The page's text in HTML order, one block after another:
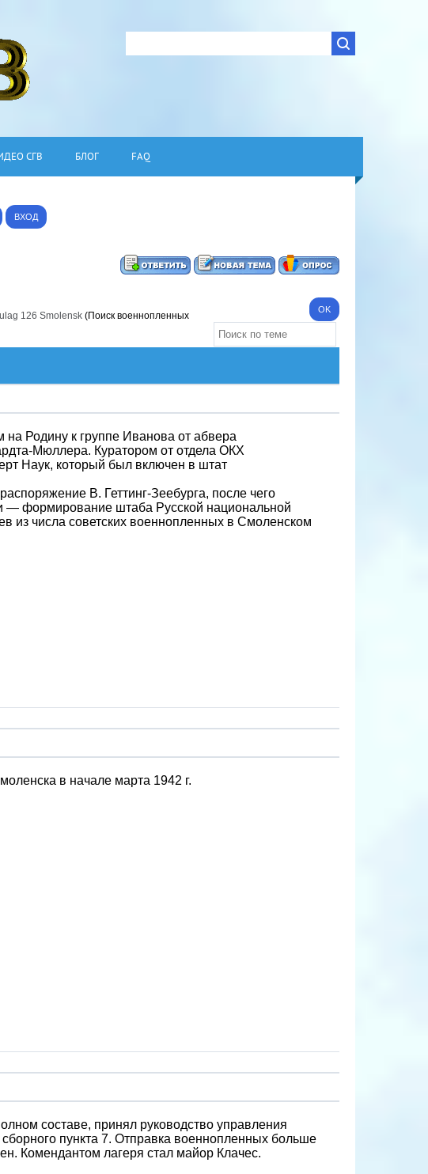
СГВ БЛОГ FAQ
ВХОД
126 Smolensk (Поиск военнопленных
на Родину к группе Иванова от абвера
Мюллера. Куратором от отдела ОКХ
Наук, который был включен в штат
В. Геттинг-Зеебурга, после чего
— формирование штаба Русской национальной
из числа советских военнопленных в Смоленском
в начале марта 1942 г.
составе, принял руководство управления
пункта 7. Отправка военнопленных больше
Комендантом лагеря стал майор Клачес.